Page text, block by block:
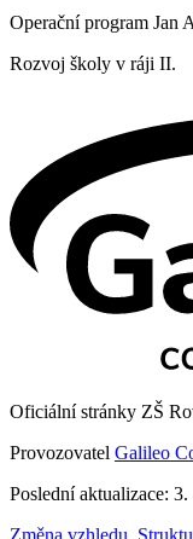
Operační program Jan
Rozvoj školy v ráji II.
Oficiální stránky ZŠ
Provozovatel Galileo
Poslední aktualizace:
Změna vzhledu